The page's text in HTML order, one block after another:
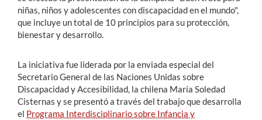
niñas, niños y adolescentes con discapacidad en el mundo",
que incluye un total de 10 principios para su protección,
bienestar y desarrollo.
La iniciativa fue liderada por la enviada especial del
Secretario General de las Naciones Unidas sobre
Discapacidad y Accesibilidad, la chilena María Soledad
Cisternas y se presentó a través del trabajo que desarrolla
el Programa Interdisciplinario sobre Infancia y